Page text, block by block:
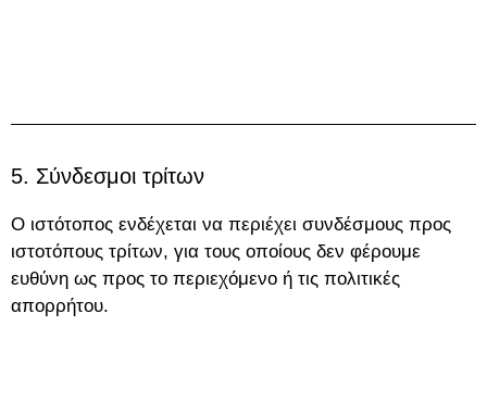
5. Σύνδεσμοι τρίτων
Ο ιστότοπος ενδέχεται να περιέχει συνδέσμους προς
ιστοτόπους τρίτων, για τους οποίους δεν φέρουμε
ευθύνη ως προς το περιεχόμενο ή τις πολιτικές
απορρήτου.